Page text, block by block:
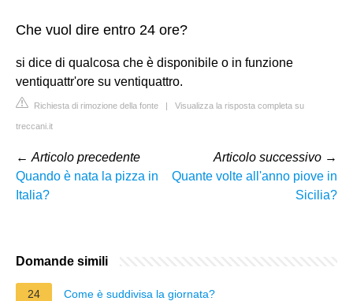
Che vuol dire entro 24 ore?
si dice di qualcosa che è disponibile o in funzione
ventiquattr'ore su ventiquattro.
Richiesta di rimozione della fonte | Visualizza la risposta completa su
treccani.it
← Articolo precedente
Quando è nata la pizza in
Italia?
Articolo successivo →
Quante volte all'anno piove in
Sicilia?
Domande simili
24 Come è suddivisa la giornata?